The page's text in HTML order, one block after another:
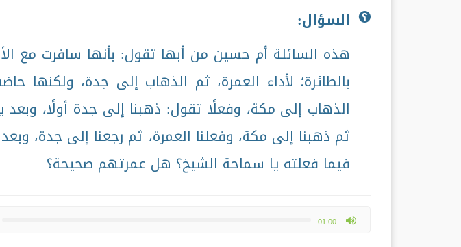
السؤال:
هذه السائلة أم حسين من أبها تقول: بأنها سافرت مع
بالطائرة؛ لأداء العمرة، ثم الذهاب إلى جدة، ولكنها
الذهاب إلى مكة، وفعلًا تقول: ذهبنا إلى جدة أولًا، وبعد
ثم ذهبنا إلى مكة، وفعلنا العمرة، ثم رجعنا إلى جدة،
فيما فعلته يا سماحة الشيخ؟ هل عمرتهم صحيحة؟
-01:00
max volume